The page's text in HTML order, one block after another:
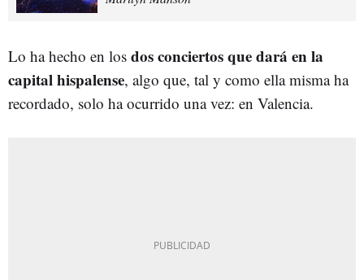
Lo ha hecho en los dos conciertos que dará en la
capital hispalense, algo que, tal y como ella misma ha
recordado, solo ha ocurrido una vez: en Valencia.